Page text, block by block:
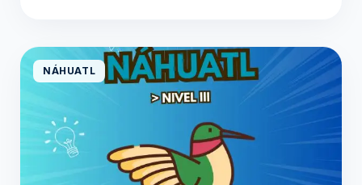
NÁHUATL